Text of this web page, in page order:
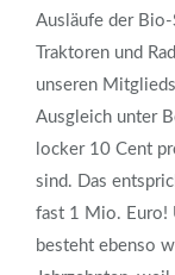
Ausläufe der
Traktoren und
unseren
Ausgleich unter
locker 10 Cent
sind. Das
fast 1 Mio. Euro!
besteht ebenso